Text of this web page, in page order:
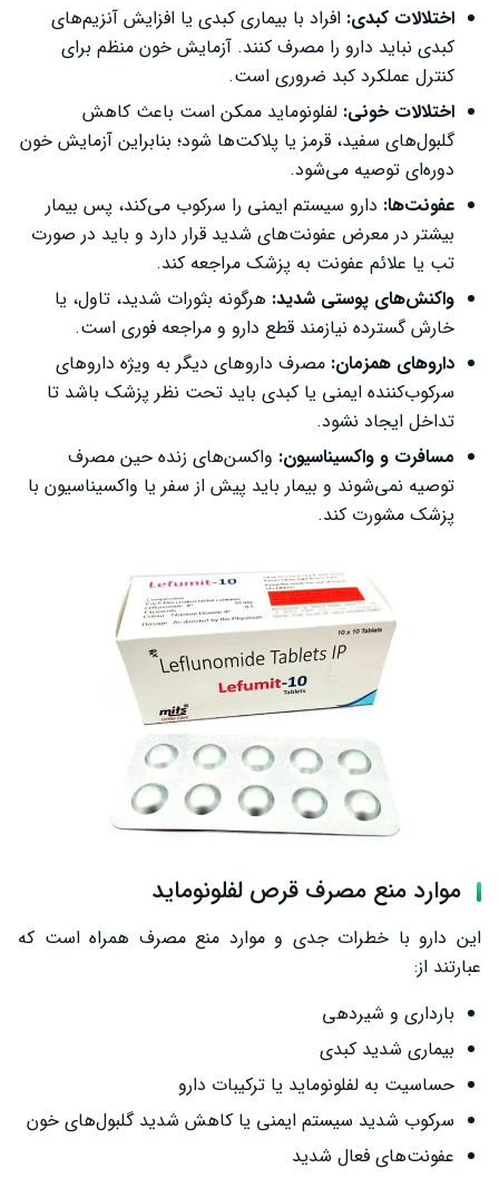
اختلالات کبدی: افراد با بیماری کبدی یا افزایش آنزیم‌های
کبدی نباید دارو را مصرف کنند. آزمایش خون منظم برای
کنترل عملکرد کبد ضروری است.
اختلالات خونی: لفلونوماید ممکن است باعث کاهش
گلبول‌های سفید، قرمز یا پلاکت‌ها شود؛ بنابراین آزمایش خون
دوره‌ای توصیه می‌شود.
عفونت‌ها: دارو سیستم ایمنی را سرکوب می‌کند، پس بیمار
بیشتر در معرض عفونت‌های شدید قرار دارد و باید در صورت
تب یا علائم عفونت به پزشک مراجعه کند.
واکنش‌های پوستی شدید: هرگونه بثورات شدید، تاول، یا
خارش گسترده نیازمند قطع دارو و مراجعه فوری است.
داروهای همزمان: مصرف داروهای دیگر به ویژه داروهای
سرکوب‌کننده ایمنی یا کبدی باید تحت نظر پزشک باشد تا
تداخل ایجاد نشود.
مسافرت و واکسیناسیون: واکسن‌های زنده حین مصرف
توصیه نمی‌شوند و بیمار باید پیش از سفر یا واکسیناسیون با
پزشک مشورت کند.
موارد منع مصرف قرص لفلونوماید
این دارو با خطرات جدی و موارد منع مصرف همراه است که
عبارتند از:
بارداری و شیردهی
بیماری شدید کبدی
حساسیت به لفلونوماید یا ترکیبات دارو
سرکوب شدید سیستم ایمنی یا کاهش شدید گلبول‌های خون
عفونت‌های فعال شدید